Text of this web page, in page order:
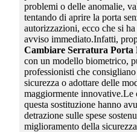
problemi o delle anomalie,
tentando di aprire la porta
autorizzazioni, ecco che si
avviso immediato.Infatti,
Cambiare Serratura Porta
con un modello biometrico,
professionisti che
sicurezza o adottare delle
maggiormente innovative.Le
questa sostituzione hanno
detrazione sulle spese
miglioramento della